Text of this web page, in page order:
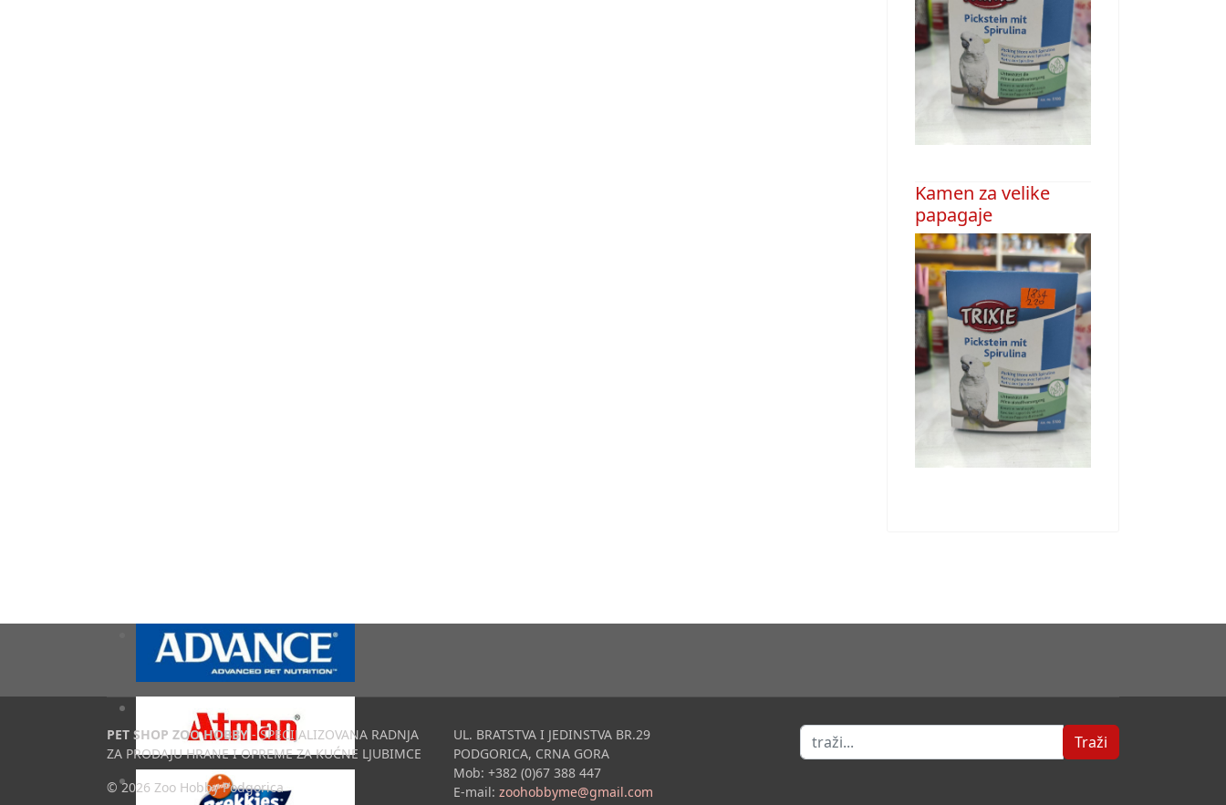
Kamen za velike
papagaje
PET SHOP ZOO HOBBY - SPECIJALIZOVANA RADNJA
ZA PRODAJU HRANE I OPREME ZA KUĆNE LJUBIMCE
© 2026 Zoo Hobby Podgorica
UL. BRATSTVA I JEDINSTVA BR.29
PODGORICA, CRNA GORA
Mob: +382 (0)67 388 447
E-mail: zoohobbyme@gmail.com
Traži Traži